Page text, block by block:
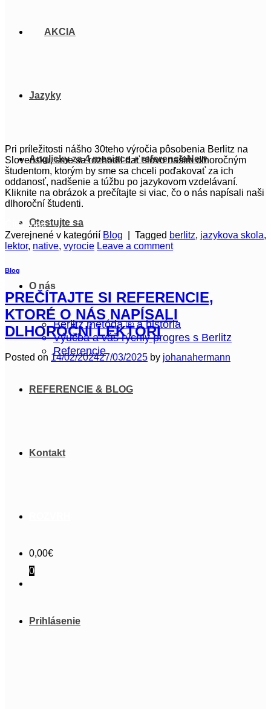
AKCIA
Jazyky
Anglicky za 4 mesiace + referencie
Otestujte sa
O nás
Berlitz metóda ® a história
Výučba a váš rýchly progres s Berlitz
Referencie
REFERENCIE & BLOG
Kontakt
0,00€
0
Prihlásenie
Pri príležitosti nášho 30teho výročia pôsobenia Berlitz na
Slovensku, sme sa rozhodli dať slovo našim dlhoročným
študentom, ktorým by sme sa chceli poďakovať za ich
oddanosť, nadšenie a túžbu po jazykovom vzdelávaní.
Kliknite na obrázok a prečítajte si viac, čo o nás napísali naši
dlhoroční študenti.
Čítať viac→
Zverejnené v kategórií Blog Tagged berlitz, jazykova skola,
lektor, native, vyrocie Leave a comment
Blog
PREČÍTAJTE SI REFERENCIE,
KTORÉ O NÁS NAPÍSALI
DLHOROČNÍ LEKTORI
Posted on 14/02/202427/03/2025 by johanahermann